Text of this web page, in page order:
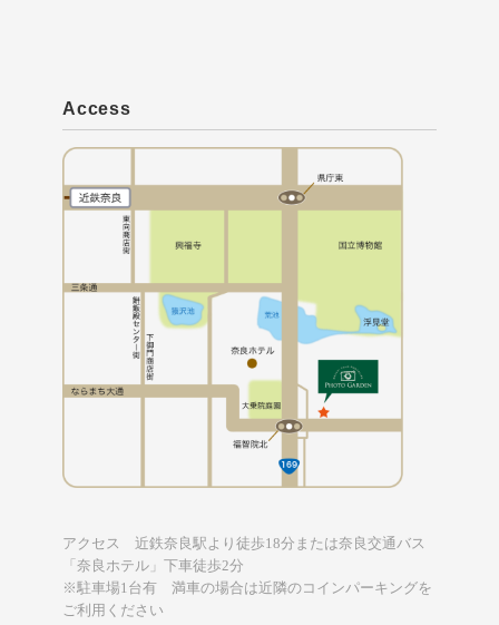
Access
アクセス 近鉄奈良駅より徒歩18分または奈良交通バス
「奈良ホテル」下車徒歩2分
※駐車場1台有 満車の場合は近隣のコインパーキングを
ご利用ください